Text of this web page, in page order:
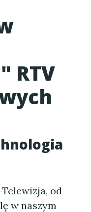
RTV
od
w naszym